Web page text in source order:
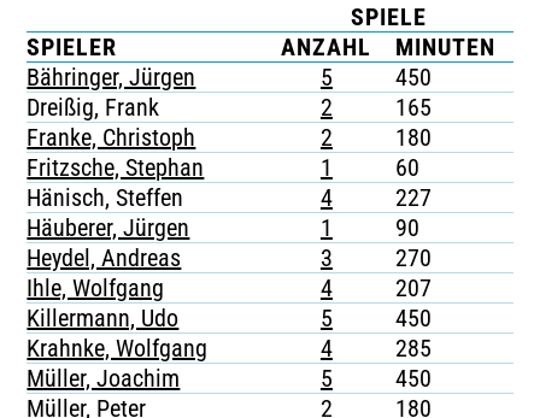
TICKETING
SPIELE
SPIELER
ANZAHL MINUTEN
Bähringer, Jürgen
5 450
Dreißig, Frank
2 165
Franke, Christoph
2 180
Fritzsche, Stephan
1 60
Hänisch, Steffen
4 227
Häuberer, Jürgen
1 90
Heydel, Andreas
3 270
Ihle, Wolfgang
4 207
Killermann, Udo
5 450
Krahnke, Wolfgang
4 285
Müller, Joachim
5 450
Müller, Peter
2 180